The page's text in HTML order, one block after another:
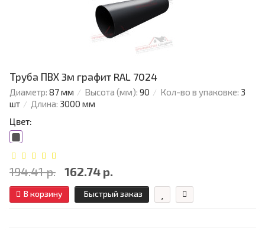
Труба ПВХ 3м графит RAL 7024
Диаметр: 87 мм Высота (мм): 90 Кол-во в упаковке: 3
шт
Длина: 3000 мм
Цвет:
194.41 р. 162.74 р.
В корзину Быстрый заказ